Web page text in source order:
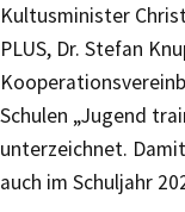
Kultusminister
PLUS, Dr. Stefan
Schulen „Jugend
unterzeichnet.
auch im Schuljahr